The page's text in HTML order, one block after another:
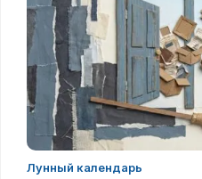
Лунный календарь